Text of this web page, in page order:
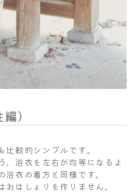
）
較的シンプルです。
、浴衣を左右が均等になるよ
衣の着方と同様です。
はしょりを作りません。